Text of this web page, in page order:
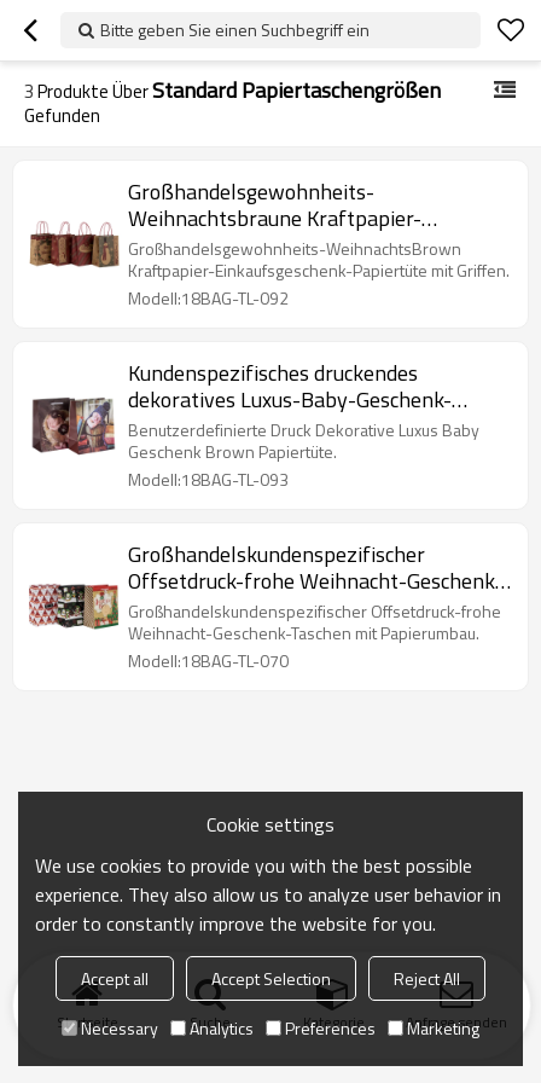
Bitte geben Sie einen Suchbegriff ein
3Produkte ÜberStandard Papiertaschengrößen
Gefunden
Großhandelsgewohnheits-
Weihnachtsbraune Kraftpapier-
Einkaufsgeschenk-Papiertüte mit Griffen
in der Tongling-Verpackung
Großhandelsgewohnheits-WeihnachtsBrown
Kraftpapier-Einkaufsgeschenk-Papiertüte mit Griffen.
Modell:18BAG-TL-092
Kundenspezifisches druckendes
dekoratives Luxus-Baby-Geschenk-
Brown-Papiertüte in der Tongle-
Verpackung
Benutzerdefinierte Druck Dekorative Luxus Baby
Geschenk Brown Papiertüte.
Modell:18BAG-TL-093
Großhandelskundenspezifischer
Offsetdruck-frohe Weihnacht-Geschenk-
Taschen mit Papierumbau in der Tongle-
Verpackung
Großhandelskundenspezifischer Offsetdruck-frohe
Weihnacht-Geschenk-Taschen mit Papierumbau.
Modell:18BAG-TL-070
Startseite Suche Kategorie Anfrage senden
Cookie settings
We use cookies to provide you with the best possible
experience. They also allow us to analyze user behavior in
order to constantly improve the website for you.
Accept all Accept Selection
Reject All
Necessary
Analytics Preferences Marketing